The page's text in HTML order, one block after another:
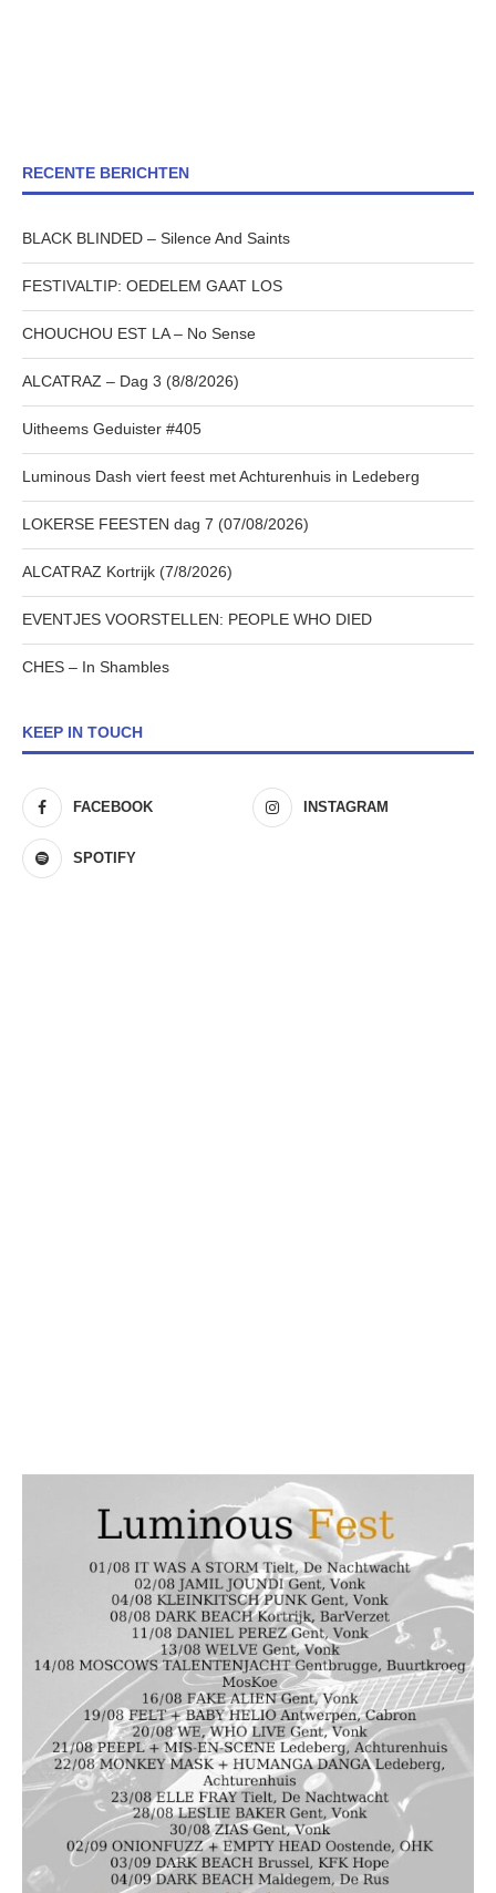
RECENTE BERICHTEN
BLACK BLINDED – Silence And Saints
FESTIVALTIP: OEDELEM GAAT LOS
CHOUCHOU EST LA – No Sense
ALCATRAZ – Dag 3 (8/8/2026)
Uitheems Geduister #405
Luminous Dash viert feest met Achturenhuis in Ledeberg
LOKERSE FEESTEN dag 7 (07/08/2026)
ALCATRAZ Kortrijk (7/8/2026)
EVENTJES VOORSTELLEN: PEOPLE WHO DIED
CHES – In Shambles
KEEP IN TOUCH
FACEBOOK INSTAGRAM
SPOTIFY